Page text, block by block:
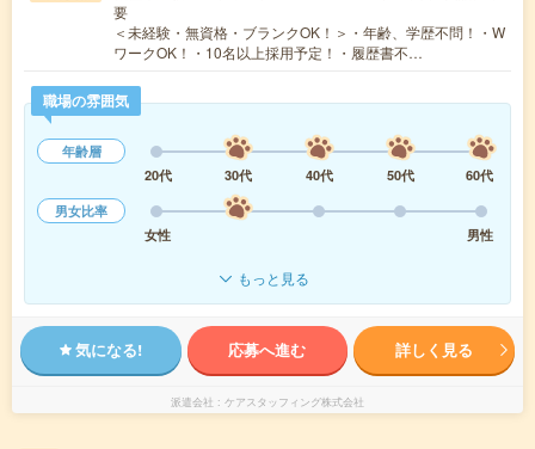
要
＜未経験・無資格・ブランクOK！＞・年齢、学歴不問！・W
ワークOK！・10名以上採用予定！・履歴書不…
職場の雰囲気
年齢層
20代
30代 40代 50代
60代
男女比率
女性
男性
もっと見る
気になる! 応募へ進む 詳しく見る
派遣会社 ケアスタッフィング株式会社